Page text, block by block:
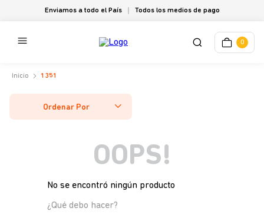
Enviamos a todo el País Todos los medios de pago
0
1351
Ordenar Por
OOPS!
No se encontró ningún producto
¿Qué debo hacer?